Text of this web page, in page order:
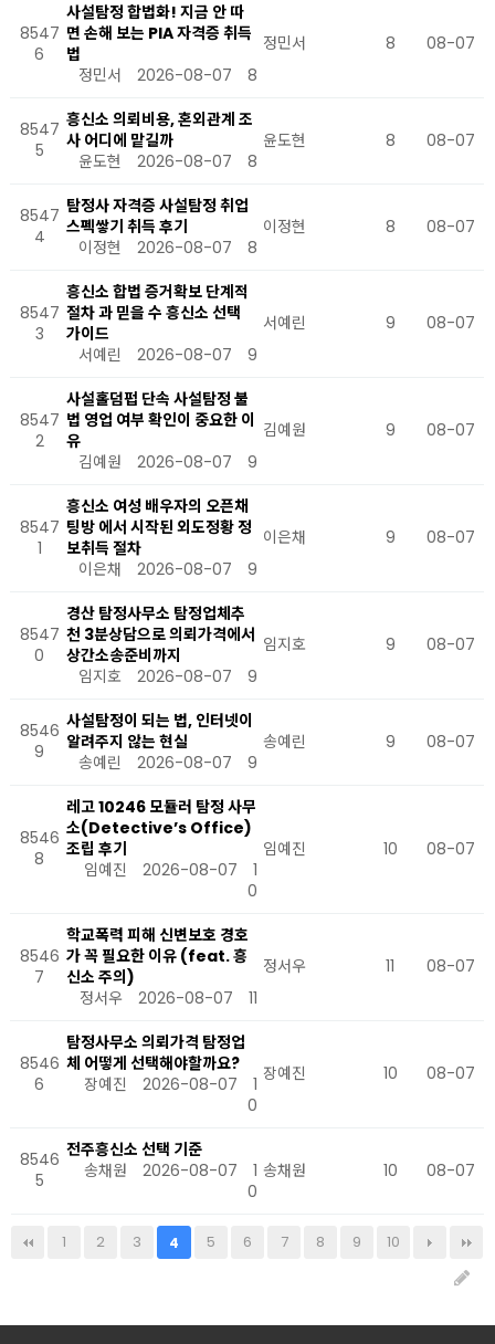
8547
6
사설탐정 합법화! 지금 안 따
면 손해 보는 PIA 자격증 취득
법
정민서
2026-08-07 8
정민서 8 08-07
8547
5
흥신소 의뢰비용, 혼외관계 조
사 어디에 맡길까
윤도현
2026-08-07 8
윤도현 8 08-07
8547
4
탐정사 자격증 사설탐정 취업
스펙쌓기 취득 후기
이정현
2026-08-07 8
이정현 8 08-07
8547
3
흥신소 합법 증거확보 단계적
절차 과 믿을 수 흥신소 선택
가이드
서예린
2026-08-07 9
서예린 9 08-07
8547
2
사설홀덤펍 단속 사설탐정 불
법 영업 여부 확인이 중요한 이
유
김예원
2026-08-07 9
김예원 9 08-07
8547
1
흥신소 여성 배우자의 오픈채
팅방 에서 시작된 외도정황 정
보취득 절차
이은채
2026-08-07 9
이은채 9 08-07
8547
0
경산 탐정사무소 탐정업체추
천 3분상담으로 의뢰가격에서
상간소송준비까지
임지호
2026-08-07 9
임지호 9 08-07
8546
9
사설탐정이 되는 법, 인터넷이
알려주지 않는 현실
송예린
2026-08-07 9
송예린 9 08-07
8546
8
레고 10246 모듈러 탐정 사무
소(Detective’s Office)
조립 후기
임예진
2026-08-07
1
0
임예진 10 08-07
8546
7
학교폭력 피해 신변보호 경호
가 꼭 필요한 이유 (feat. 흥
신소 주의)
정서우
2026-08-07 11
정서우 11 08-07
8546
6
탐정사무소 의뢰가격 탐정업
체 어떻게 선택해야할까요?
장예진
2026-08-07
1
0
장예진 10 08-07
8546
5
전주흥신소 선택 기준
송채원
2026-08-07
1
0
송채원 10 08-07
1 2 3 4 5 6 7 8 9 10